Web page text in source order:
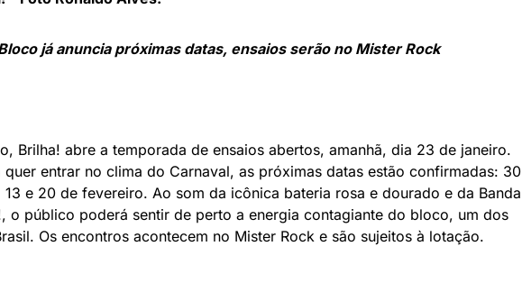
já anuncia próximas datas, ensaios serão no Mister Rock
Brilha! abre a temporada de ensaios abertos, amanhã, dia 23 de janeiro.
quer entrar no clima do Carnaval, as próximas datas estão confirmadas: 30
13 e 20 de fevereiro. Ao som da icônica bateria rosa e dourado e da Banda
o público poderá sentir de perto a energia contagiante do bloco, um dos
Os encontros acontecem no Mister Rock e são sujeitos à lotação.